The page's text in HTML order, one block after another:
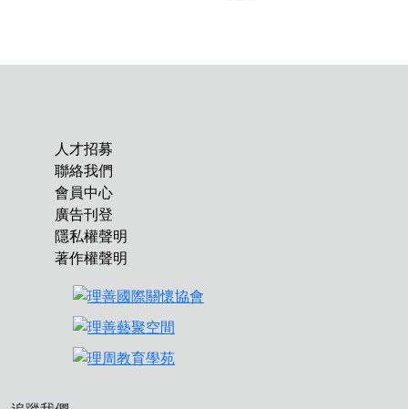
人才招募
聯絡我們
會員中心
廣告刊登
隱私權聲明
著作權聲明